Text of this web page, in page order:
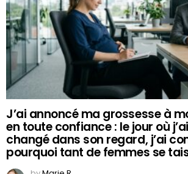
J’ai annoncé ma grossesse à
en toute confiance : le jour où
changé dans son regard, j’ai
pourquoi tant de femmes se